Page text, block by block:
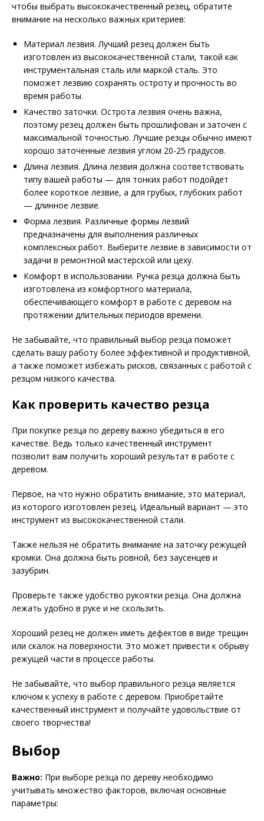
чтобы выбрать высококачественный резец, обратите
внимание на несколько важных критериев:
Материал лезвия. Лучший резец должен быть
изготовлен из высококачественной стали, такой как
инструментальная сталь или маркой сталь. Это
поможет лезвию сохранять остроту и прочность во
время работы.
Качество заточки. Острота лезвия очень важна,
поэтому резец должен быть прошлифован и заточен с
максимальной точностью. Лучшие резцы обычно имеют
хорошо заточенные лезвия углом 20-25 градусов.
Длина лезвия. Длина лезвия должна соответствовать
типу вашей работы — для тонких работ подойдет
более короткое лезвие, а для грубых, глубоких работ
— длинное лезвие.
Форма лезвия. Различные формы лезвий
предназначены для выполнения различных
комплексных работ. Выберите лезвие в зависимости от
задачи в ремонтной мастерской или цеху.
Комфорт в использовании. Ручка резца должна быть
изготовлена из комфортного материала,
обеспечивающего комфорт в работе с деревом на
протяжении длительных периодов времени.
Не забывайте, что правильный выбор резца поможет
сделать вашу работу более эффективной и продуктивной,
а также поможет избежать рисков, связанных с работой с
резцом низкого качества.
Как проверить качество резца
При покупке резца по дереву важно убедиться в его
качестве. Ведь только качественный инструмент
позволит вам получить хороший результат в работе с
деревом.
Первое, на что нужно обратить внимание, это материал,
из которого изготовлен резец. Идеальный вариант — это
инструмент из высококачественной стали.
Также нельзя не обратить внимание на заточку режущей
кромки. Она должна быть ровной, без заусенцев и
зазубрин.
Проверьте также удобство рукоятки резца. Она должна
лежать удобно в руке и не скользить.
Хороший резец не должен иметь дефектов в виде трещин
или скалок на поверхности. Это может привести к обрыву
режущей части в процессе работы.
Не забывайте, что выбор правильного резца является
ключом к успеху в работе с деревом. Приобретайте
качественный инструмент и получайте удовольствие от
своего творчества!
Выбор
Важно: При выборе резца по дереву необходимо
учитывать множество факторов, включая основные
параметры: